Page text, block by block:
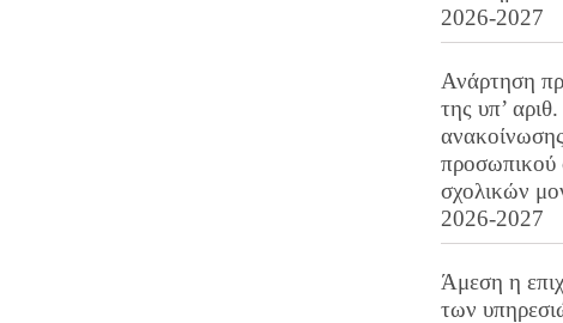
2026-2027
Ανάρτηση
της υπ’
προσωπικού
σχολικών
2026-2027
Άμεση η
των